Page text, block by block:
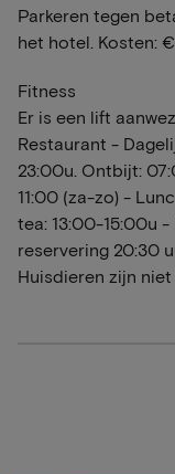
Parkeren tegen
het hotel. Kosten:
Fitness
Er is een lift
Restaurant -
23:00u. Ontbijt:
11:00 (za-zo) -
tea: 13:00-15:00u
reservering 20:30
Huisdieren zijn